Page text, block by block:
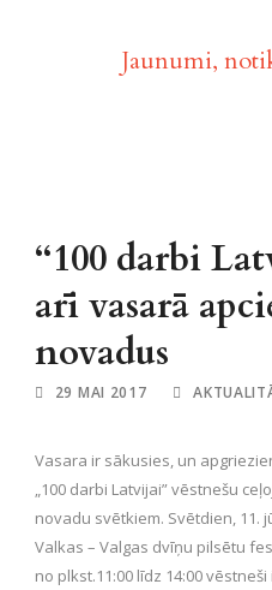
Jaunumi,
“100 darbi
arī vasarā
novadus
29 MAI 2017
Vasara ir sākusies, un
„100 darbi Latvijai” vēstnešu
novadu svētkiem. Svētdien, 11.
Valkas – Valgas dvīņu pilsētu
no plkst.11:00 līdz 14:00